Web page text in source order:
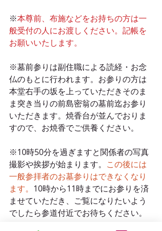
※本尊前、布施などをお持ちの方は一
般受付の人にお渡しください。記帳を
お願いいたします。
※墓前参りは副住職による読経・お念
仏のもとに行われます。お参りの方は
本堂右手の坂を上っていただきそのま
ま突き当りの前島密翁の墓前迄お参り
いただきます。焼香台が並んでおりま
すので、お焼香でご供養ください。
※10時50分を過ぎますと関係者の写真
撮影や挨拶が始まります。 この後には
一般参拝者のお墓参りはできなくなり
ます。 10時から11時までにお参りを済
ませていただき、ご覧になりたいよう
でしたら参道付近でお待ちください。